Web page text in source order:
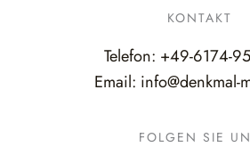
KONTAKT
Telefon: +49-6174-
Email: info@denkmal-
FOLGEN SIE